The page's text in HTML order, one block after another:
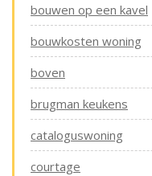
bouwen op een kavel
bouwkosten woning
boven
brugman keukens
cataloguswoning
courtage